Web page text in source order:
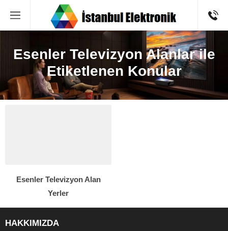
Esenler Televizyon Alanlar ile
Etiketlenen Konular
Esenler Televizyon Alan
Yerler
HAKKIMIZDA